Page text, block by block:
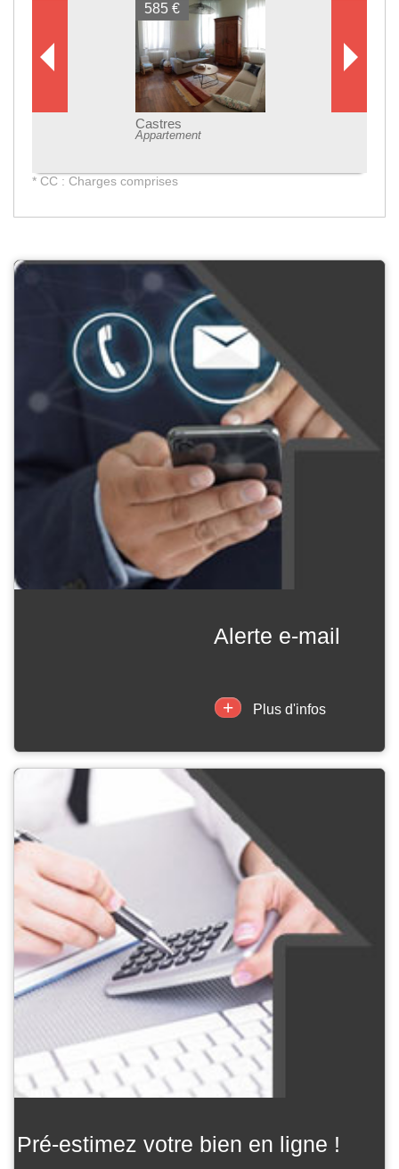
585 €
Castres
Appartement
* CC : Charges comprises
alerte e-mail
+ Plus d'infos
pré-estimez votre bien en ligne !